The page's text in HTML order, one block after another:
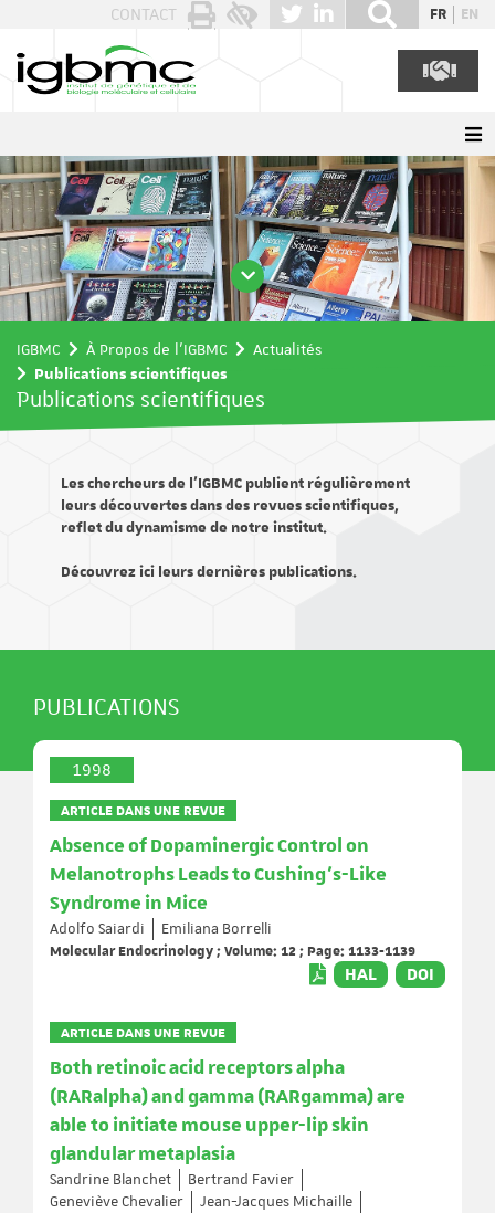
CONTACT FR EN
IGBMC À Propos de l'IGBMC
Actualités
Publications scientifiques
Publications scientifiques
Les chercheurs de l’IGBMC publient régulièrement
leurs découvertes dans des revues scientifiques,
reflet du dynamisme de notre institut.
Découvrez ici leurs dernières publications.
PUBLICATIONS
1998
ARTICLE DANS UNE REVUE
Absence of Dopaminergic Control on
Melanotrophs Leads to Cushing’s-Like
Syndrome in Mice
Adolfo Saiardi
Emiliana Borrelli
Molecular Endocrinology ; Volume: 12 ; Page: 1133-1139
HAL DOI
ARTICLE DANS UNE REVUE
Both retinoic acid receptors alpha
(RARalpha) and gamma (RARgamma) are
able to initiate mouse upper-lip skin
glandular metaplasia
Sandrine Blanchet
Bertrand Favier
Geneviève Chevalier
Jean-Jacques Michaille
Panneau de gestion des cookies